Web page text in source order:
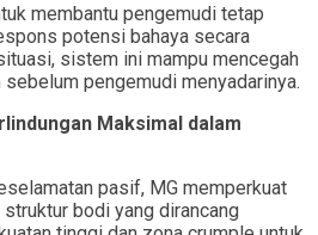
membantu pengemudi tetap
potensi bahaya secara
sistem ini mampu mencegah
pengemudi menyadarinya.
Maksimal dalam
pasif, MG memperkuat
bodi yang dirancang